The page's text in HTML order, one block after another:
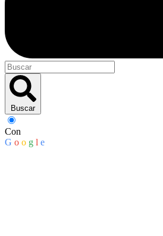
Buscar
Con
G o o g l e